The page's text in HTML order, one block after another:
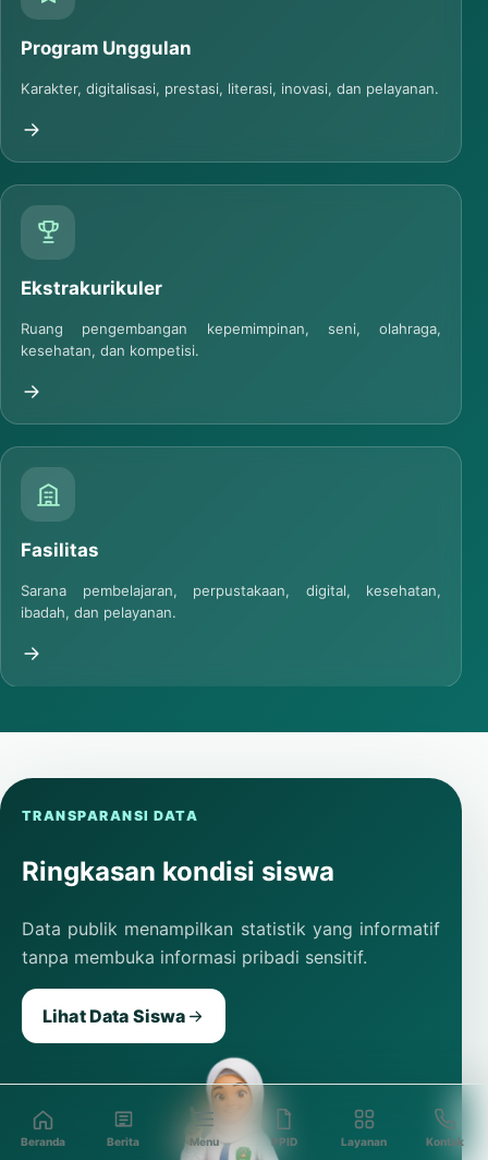
Program Unggulan
Karakter, digitalisasi, prestasi, literasi, inovasi, dan pelayanan.
Ekstrakurikuler
Ruang pengembangan kepemimpinan, seni, olahraga,
kesehatan, dan kompetisi.
Fasilitas
Sarana pembelajaran, perpustakaan, digital, kesehatan,
ibadah, dan pelayanan.
TRANSPARANSI DATA
Ringkasan kondisi siswa
Data publik menampilkan statistik yang informatif
tanpa membuka informasi pribadi sensitif.
Lihat Data Siswa
Beranda Berita Menu PPID Layanan Kontak